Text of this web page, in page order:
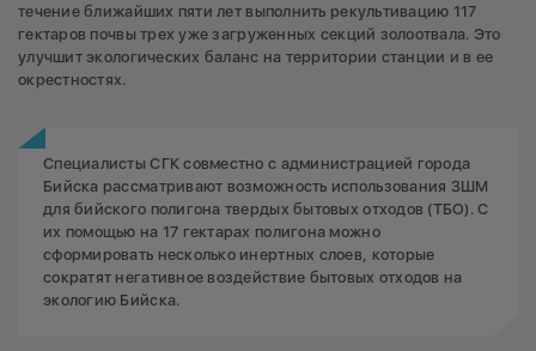
течение ближайших пяти лет выполнить рекультивацию 117
гектаров почвы трех уже загруженных секций золоотвала. Это
улучшит экологических баланс на территории станции и в ее
окрестностях.
Специалисты СГК совместно с администрацией города
Бийска рассматривают возможность использования ЗШМ
для бийского полигона твердых бытовых отходов (ТБО). С
их помощью на 17 гектарах полигона можно
сформировать несколько инертных слоев, которые
сократят негативное воздействие бытовых отходов на
экологию Бийска.